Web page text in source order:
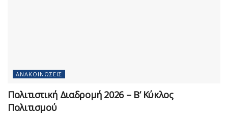
ΑΝΑΚΟΙΝΏΣΕΙΣ
Πολιτιστική Διαδρομή 2026 – Β’ Κύκλος
Πολιτισμού